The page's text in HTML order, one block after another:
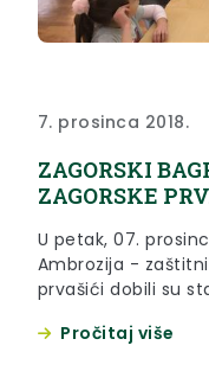
7. prosinca 2018.
ZAGORSKI
ZAGORSKE
U petak, 07.
Ambrozija -
prvašići dobili su
dan“.Pročitaj više